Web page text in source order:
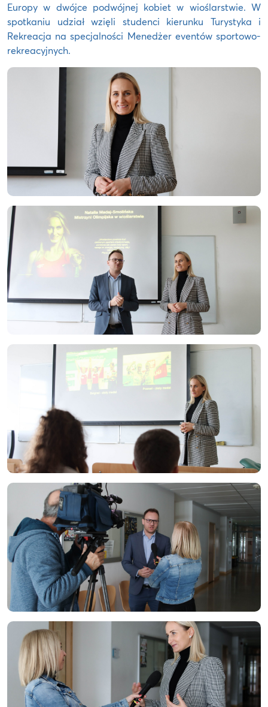
Europy w dwójce podwójnej kobiet w wioślarstwie. W
spotkaniu udział wzięli studenci kierunku Turystyka i
Rekreacja na specjalności Menedżer eventów sportowo-
rekreacyjnych.